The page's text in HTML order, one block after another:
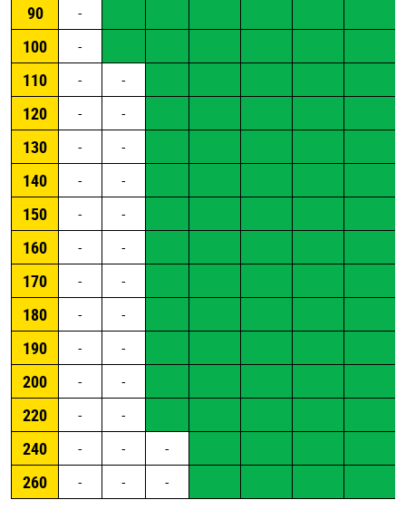
90
-
100
-
110
-
-
120
-
-
130
-
-
140
-
-
150
-
-
160
-
-
170
-
-
180
-
-
190
-
-
200
-
-
220
-
-
240
- -
-
260
- - -